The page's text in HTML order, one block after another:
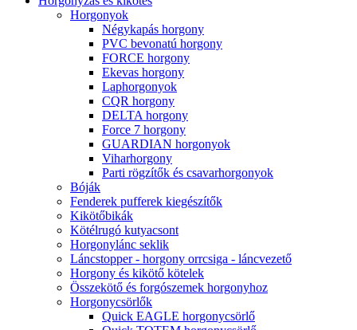
Horgonyok
Négykapás horgony
PVC bevonatú horgony
FORCE horgony
Ekevas horgony
Laphorgonyok
CQR horgony
DELTA horgony
Force 7 horgony
GUARDIAN horgonyok
Viharhorgony
Parti rögzítők és csavarhorgonyok
Bóják
Fenderek pufferek kiegészítők
Kikötőbikák
Kötélrugó kutyacsont
Horgonylánc seklik
Láncstopper - horgony orrcsiga - láncvezető
Horgony és kikötő kötelek
Összekötő és forgószemek horgonyhoz
Horgonycsörlők
Quick EAGLE horgonycsörlő